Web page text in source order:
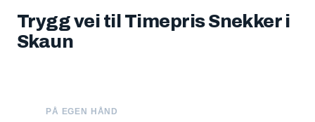
Trygg vei til Timepris Snekker i
Skaun
PÅ EGEN HÅND